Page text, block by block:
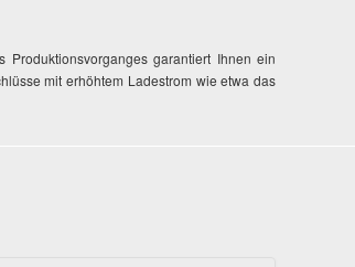
garantiert Ihnen ein
mit erhöhtem Ladestrom wie etwa das